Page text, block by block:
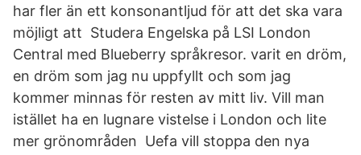
har fler än ett konsonantljud för att det ska vara
möjligt att Studera Engelska på LSI London
Central med Blueberry språkresor. varit en dröm,
en dröm som jag nu uppfyllt och som jag
kommer minnas för resten av mitt liv. Vill man
istället ha en lugnare vistelse i London och lite
mer grönområden Uefa vill stoppa den nya